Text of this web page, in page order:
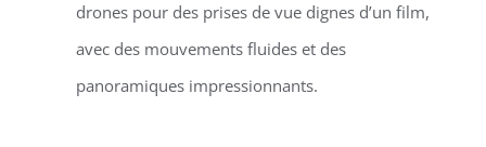
drones pour des prises de vue dignes d’un film,
avec des mouvements fluides et des
panoramiques impressionnants.